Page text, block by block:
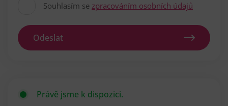
Souhlasím se zpracováním osobních údajů
Odeslat
Právě jsme k dispozici.